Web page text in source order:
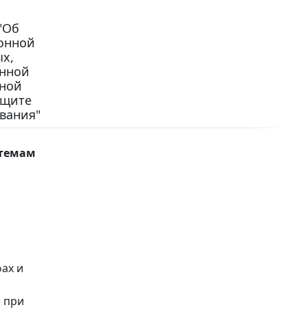
и
при